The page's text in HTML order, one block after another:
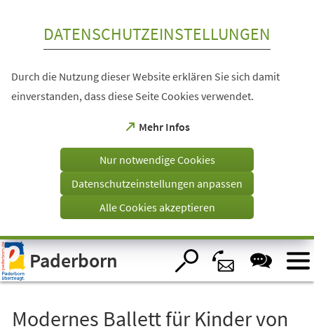
Visuelle
Assistenzsoftware
öffnen.
DATENSCHUTZEINSTELLUNGEN
Durch die Nutzung dieser Website erklären Sie sich damit
einverstanden, dass diese Seite Cookies verwendet.
Mehr Infos
(Öffnet
einem
Tab)
Nur notwendige Cookies
Datenschutzeinstellungen anpassen
Alle Cookies akzeptieren
Paderborn
Modernes Ballett für Kinder von